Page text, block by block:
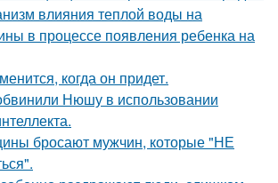
влияния теплой воды на
в процессе появления ребенка на
когда он придет.
Нюшу в использовании
бросают мужчин, которые "НЕ